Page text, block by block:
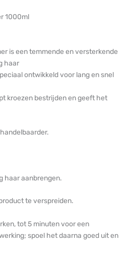
1000ml
is een temmende en versterkende
haar
ontwikkeld voor lang en snel
kroezen bestrijden en geeft het
haar aanbrengen.
te verspreiden.
tot 5 minuten voor een
spoel het daarna goed uit en